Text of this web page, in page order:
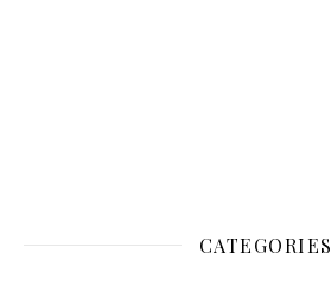
CATEGORIES